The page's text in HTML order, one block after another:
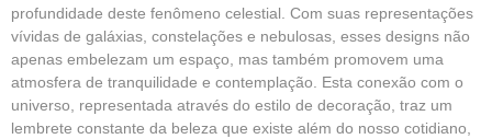
profundidade deste fenômeno celestial. Com suas representações
vívidas de galáxias, constelações e nebulosas, esses designs não
apenas embelezam um espaço, mas também promovem uma
atmosfera de tranquilidade e contemplação. Esta conexão com o
universo, representada através do estilo de decoração, traz um
lembrete constante da beleza que existe além do nosso cotidiano,